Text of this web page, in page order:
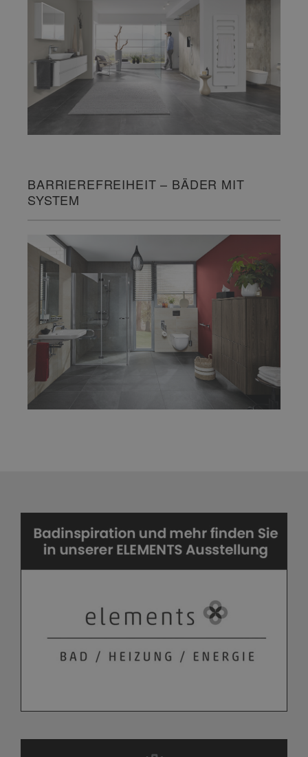
BARRIEREFREIHEIT – BÄDER MIT
SYSTEM